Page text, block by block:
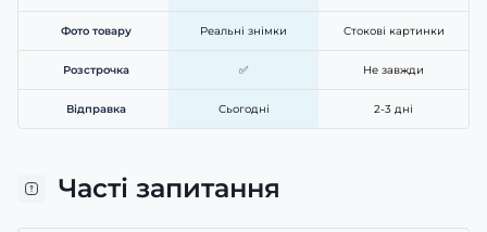
Фото товару Реальні знімки Стокові картинки
Розстрочка ✅ Не завжди
Відправка Сьогодні 2-3 дні
Часті запитання